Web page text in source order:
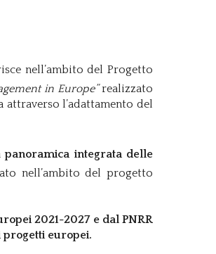
nell’ambito del Progetto
in Europe”realizzato
l’adattamento del
panoramica integrata delle
nell’ambito del progetto
2021-2027 e dal PNRR
progetti europei.